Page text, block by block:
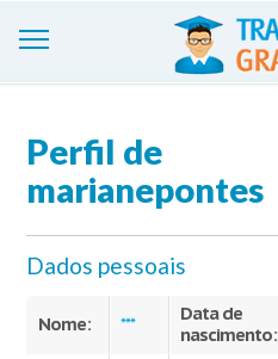
Cadastre-se
Blog
Contate-nos
Perfil de
marianepontes
Dados pessoais
Nome: ***
Data de
nascimento: